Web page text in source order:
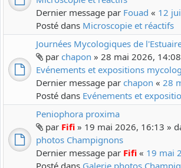
Dernier message par Fouad « 12
Posté dans Microscopie et réactifs
Journées Mycologiques de
par chapon » 28 mai 2026,
Evénements et expositions
Dernier message par chapon « 28
Posté dans Evénements et
Peniophora proxima
par Fifi » 19 mai 2026, 16:13 »
photos Champignons
Dernier message par Fifi « 19 mai
Posté dans Galerie photos